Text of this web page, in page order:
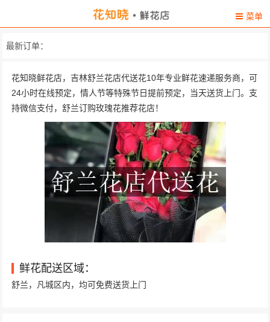
菜单
最新订单：
花知晓鲜花店，吉林舒兰花店代送花10年专业鲜花速递服务商，可
24小时在线预定，情人节等特殊节日提前预定，当天送货上门。支
持微信支付，舒兰订购玫瑰花推荐花店！
鲜花配送区域：
舒兰，凡城区内，均可免费送货上门